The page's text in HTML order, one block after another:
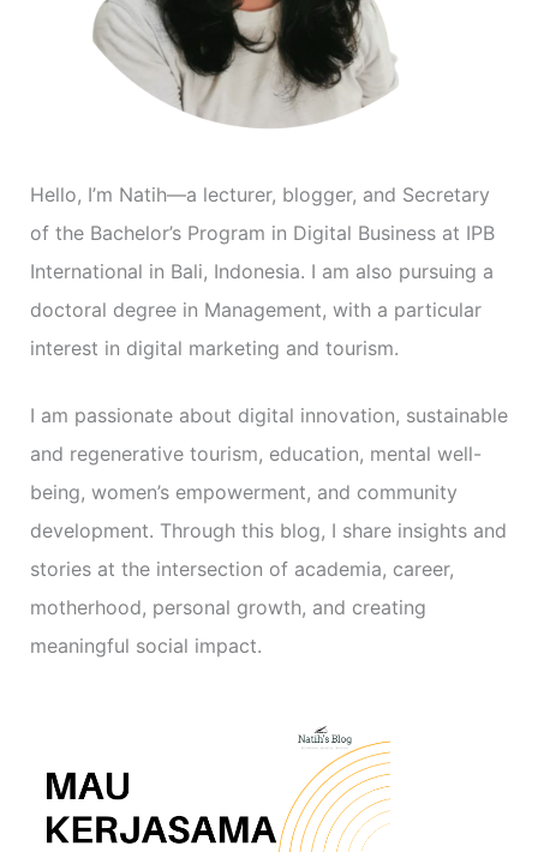
Hello, I’m Natih—a lecturer, blogger, and Secretary
of the Bachelor’s Program in Digital Business at IPB
International in Bali, Indonesia. I am also pursuing a
doctoral degree in Management, with a particular
interest in digital marketing and tourism.
I am passionate about digital innovation, sustainable
and regenerative tourism, education, mental well-
being, women’s empowerment, and community
development. Through this blog, I share insights and
stories at the intersection of academia, career,
motherhood, personal growth, and creating
meaningful social impact.